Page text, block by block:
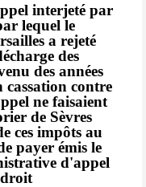
interjeté par
lequel le
a rejeté
des
des années
cassation contre
ne faisaient
de Sèvres
ces impôts au
payer émis le
d'appel